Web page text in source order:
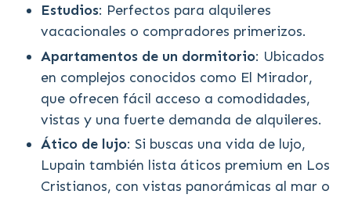
Estudios: Perfectos para alquileres
vacacionales o compradores primerizos.
Apartamentos de un dormitorio: Ubicados
en complejos conocidos como El Mirador,
que ofrecen fácil acceso a comodidades,
vistas y una fuerte demanda de alquileres.
Ático de lujo: Si buscas una vida de lujo,
Lupain también lista áticos premium en Los
Cristianos, con vistas panorámicas al mar o